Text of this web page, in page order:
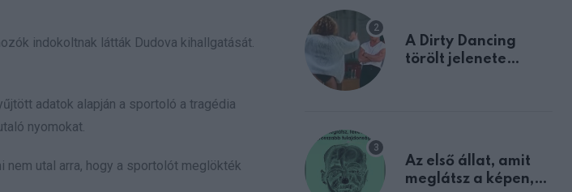
indokoltnak látták Dudova kihallgatását.
adatok alapján a sportoló a tragédia
nyomokat.
utal arra, hogy a sportolót meglökték
A Dirty Dancing
törölt jelenete
Az első állat, amit
meglátsz a képen,